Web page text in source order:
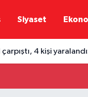
Siyaset
4 kişi